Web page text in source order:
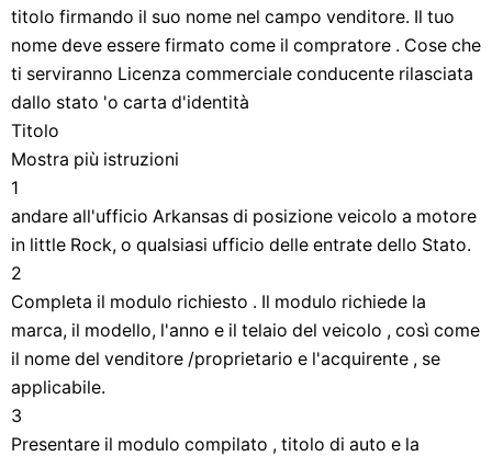
titolo firmando il suo nome nel campo venditore. Il tuo
nome deve essere firmato come il compratore . Cose che
ti serviranno Licenza commerciale conducente rilasciata
dallo stato 'o carta d'identità
Titolo
Mostra più istruzioni
1
andare all'ufficio Arkansas di posizione veicolo a motore
in little Rock, o qualsiasi ufficio delle entrate dello Stato.
2
Completa il modulo richiesto . Il modulo richiede la
marca, il modello, l'anno e il telaio del veicolo , così come
il nome del venditore /proprietario e l'acquirente , se
applicabile.
3
Presentare il modulo compilato , titolo di auto e la